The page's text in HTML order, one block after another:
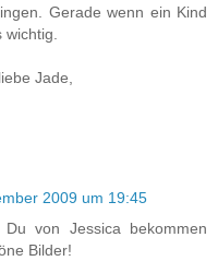
Gerade wenn ein Kind
Jade,
2009 um 19:45
von Jessica bekommen
Bilder!